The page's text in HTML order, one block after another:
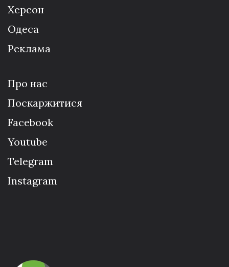
Херсон
Одеса
Реклама
Про нас
Поскаржитися
Facebook
Youtube
Telegram
Instagram